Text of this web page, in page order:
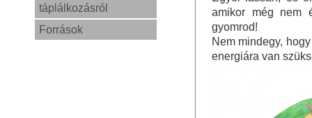
táplálkozásról
Források
amikor még nem
gyomrod!
Nem mindegy,
energiára van